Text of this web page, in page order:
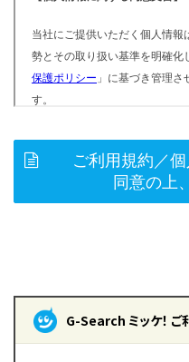
ご利用規約／
同意の上
G-Search ミッケ！ ご